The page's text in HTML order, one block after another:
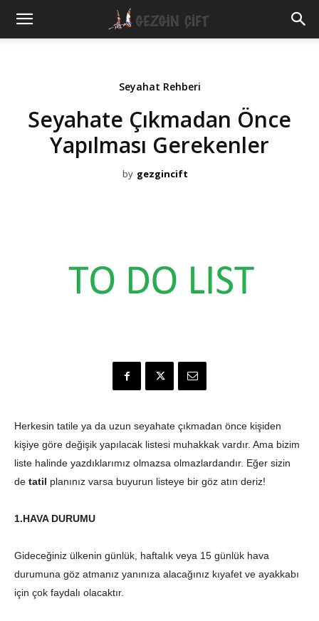
Gezgin
Seyahat Rehberi
Seyahate Çıkmadan Önce
Yapılması Gerekenler
by gezgincift
Herkesin tatile ya da uzun seyahate çıkmadan önce kişiden
kişiye göre değişik yapılacak listesi muhakkak vardır. Ama bizim
liste halinde yazdıklarımız olmazsa olmazlardandır. Eğer sizin
de tatil planınız varsa buyurun listeye bir göz atın deriz!
1.HAVA DURUMU
Gideceğiniz ülkenin günlük, haftalık veya 15 günlük hava
durumuna göz atmanız yanınıza alacağınız kıyafet ve ayakkabı
için çok faydalı olacaktır.